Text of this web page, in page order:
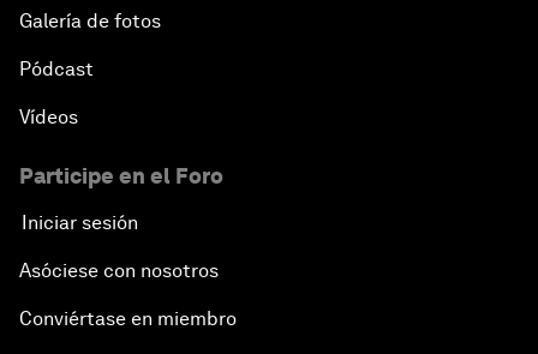
Galería de fotos
Pódcast
Vídeos
Participe en el Foro
Iniciar sesión
Asóciese con nosotros
Conviértase en miembro